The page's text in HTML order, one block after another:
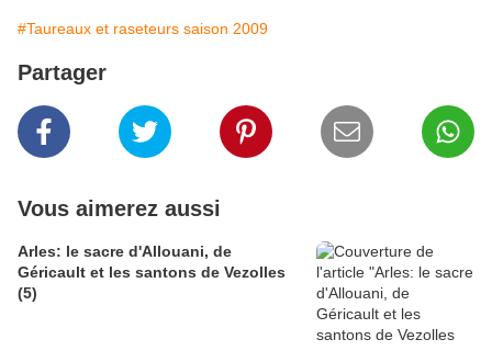
#Taureaux et raseteurs saison 2009
Partager
Vous aimerez aussi
Arles: le sacre d'Allouani, de
Géricault et les santons de Vezolles
(5)